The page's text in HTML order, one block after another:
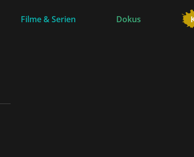
Filme & Serien Dokus